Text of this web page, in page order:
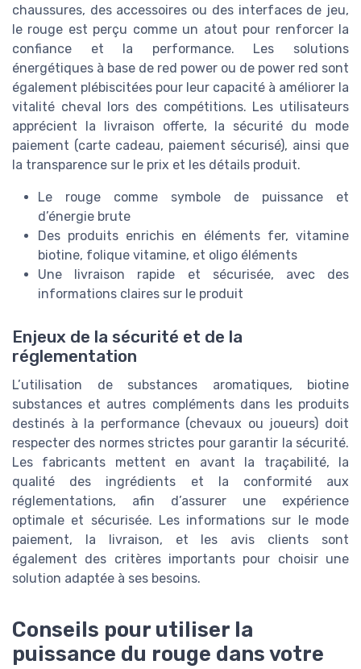
chaussures, des accessoires ou des interfaces de jeu,
le rouge est perçu comme un atout pour renforcer la
confiance et la performance. Les solutions
énergétiques à base de red power ou de power red sont
également plébiscitées pour leur capacité à améliorer la
vitalité cheval lors des compétitions. Les utilisateurs
apprécient la livraison offerte, la sécurité du mode
paiement (carte cadeau, paiement sécurisé), ainsi que
la transparence sur le prix et les détails produit.
Le rouge comme symbole de puissance et
d’énergie brute
Des produits enrichis en éléments fer, vitamine
biotine, folique vitamine, et oligo éléments
Une livraison rapide et sécurisée, avec des
informations claires sur le produit
Enjeux de la sécurité et de la
réglementation
L’utilisation de substances aromatiques, biotine
substances et autres compléments dans les produits
destinés à la performance (chevaux ou joueurs) doit
respecter des normes strictes pour garantir la sécurité.
Les fabricants mettent en avant la traçabilité, la
qualité des ingrédients et la conformité aux
réglementations, afin d’assurer une expérience
optimale et sécurisée. Les informations sur le mode
paiement, la livraison, et les avis clients sont
également des critères importants pour choisir une
solution adaptée à ses besoins.
Conseils pour utiliser la
puissance du rouge dans votre